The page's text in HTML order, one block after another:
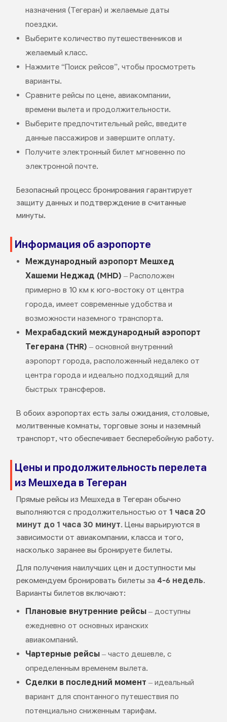
назначения (Тегеран) и желаемые даты
поездки.
Выберите количество путешественников и
желаемый класс.
Нажмите “Поиск рейсов”, чтобы просмотреть
варианты.
Сравните рейсы по цене, авиакомпании,
времени вылета и продолжительности.
Выберите предпочтительный рейс, введите
данные пассажиров и завершите оплату.
Получите электронный билет мгновенно по
электронной почте.
Безопасный процесс бронирования гарантирует
защиту данных и подтверждение в считанные
минуты.
Информация об аэропорте
Международный аэропорт Мешхед
Хашеми Неджад (MHD) – Расположен
примерно в 10 км к юго-востоку от центра
города, имеет современные удобства и
возможности наземного транспорта.
Мехрабадский международный аэропорт
Тегерана (THR) – основной внутренний
аэропорт города, расположенный недалеко от
центра города и идеально подходящий для
быстрых трансферов.
В обоих аэропортах есть залы ожидания, столовые,
молитвенные комнаты, торговые зоны и наземный
транспорт, что обеспечивает бесперебойную работу.
Цены и продолжительность перелета
из Мешхеда в Тегеран
Прямые рейсы из Мешхеда в Тегеран обычно
выполняются с продолжительностью от 1 часа 20
минут до 1 часа 30 минут. Цены варьируются в
зависимости от авиакомпании, класса и того,
насколько заранее вы бронируете билеты.
Для получения наилучших цен и доступности мы
рекомендуем бронировать билеты за 4-6 недель.
Варианты билетов включают:
Плановые внутренние рейсы– доступны
ежедневно от основных иранских
авиакомпаний.
Чартерные рейсы– часто дешевле, с
определенным временем вылета.
Сделки в последний момент – идеальный
вариант для спонтанного путешествия по
потенциально сниженным тарифам.